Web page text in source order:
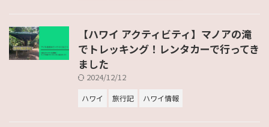
【ハワイ アクティビティ】マノアの滝
でトレッキング！レンタカーで行ってき
ました
2024/12/12
ハワイ 旅行記 ハワイ情報